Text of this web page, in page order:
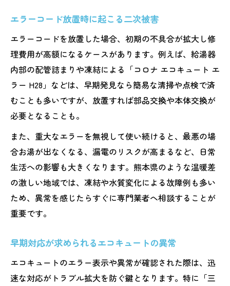
エラーコード放置時に起こる二次被害
エラーコードを放置した場合、初期の不具合が拡大し修
理費用が高額になるケースがあります。例えば、給湯器
内部の配管詰まりや凍結による「コロナ エコキュート エ
ラー H28」などは、早期発見なら簡易な清掃や点検で済
むことも多いですが、放置すれば部品交換や本体交換が
必要となることも。
また、重大なエラーを無視して使い続けると、最悪の場
合お湯が出なくなる、漏電のリスクが高まるなど、日常
生活への影響も大きくなります。熊本県のような温暖差
の激しい地域では、凍結や水質変化による故障例も多い
ため、異常を感じたらすぐに専門業者へ相談することが
重要です。
早期対応が求められるエコキュートの異常
エコキュートのエラー表示や異常が確認された際は、迅
速な対応がトラブル拡大を防ぐ鍵となります。特に「三